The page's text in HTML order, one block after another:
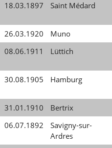
18.03.1897 Saint Médard
26.03.1920
Muno
08.06.1911 Lüttich
30.08.1905 Hamburg
31.01.1910
Bertrix
06.07.1892
Savigny-sur-
Ardres